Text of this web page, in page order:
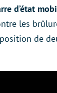
d’état
les
de